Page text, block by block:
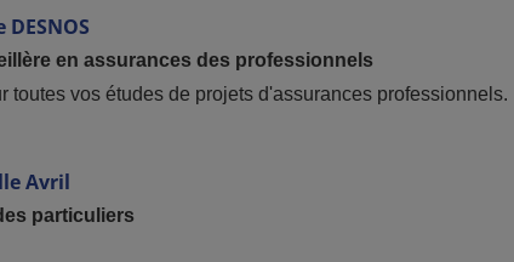
DESNOS
en assurances des professionnels
toutes vos études de projets d'assurances professionnels.
Avril
particuliers